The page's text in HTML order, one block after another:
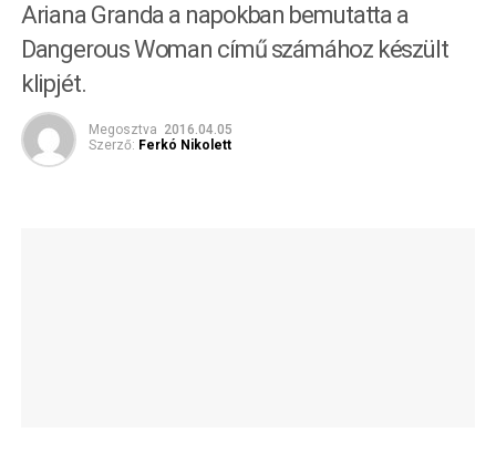
Ariana Granda a napokban bemutatta a
Dangerous Woman című számához készült
klipjét.
Megosztva 2016.04.05
Szerző: Ferkó Nikolett